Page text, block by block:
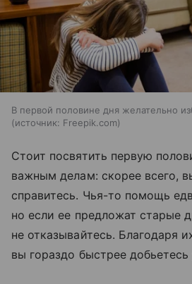
В первой половине дня желательно
источник: Freepik.com
Стоит посвятить первую
важным делам: скорее всего,
справитесь. Чья-то помощь
но если ее предложат старые
не отказывайтесь. Благодаря
вы гораздо быстрее добьетесь